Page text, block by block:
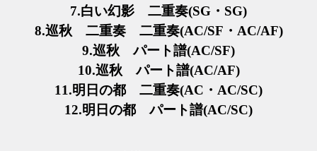
7.白い幻影 二重奏(SG・SG)
8.巡秋 二重奏 二重奏(AC/SF・AC/AF)
9.巡秋 パート譜(AC/SF)
10.巡秋 パート譜(AC/AF)
11.明日の都 二重奏(AC・AC/SC)
12.明日の都 パート譜(AC/SC)